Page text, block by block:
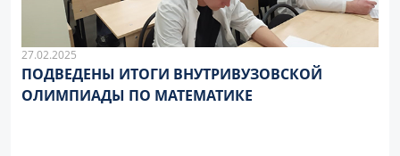
27.02.2025
ПОДВЕДЕНЫ ИТОГИ ВНУТРИВУЗОВСКОЙ
ОЛИМПИАДЫ ПО МАТЕМАТИКЕ